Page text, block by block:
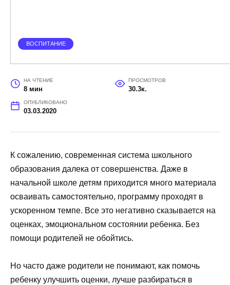
ВОСПИТАНИЕ
НА ЧТЕНИЕ
8 мин
ПРОСМОТРОВ
30.3к.
ОПУБЛИКОВАНО
03.03.2020
К сожалению, современная система школьного
образования далека от совершенства. Даже в
начальной школе детям приходится много материала
осваивать самостоятельно, программу проходят в
ускоренном темпе. Все это негативно сказывается на
оценках, эмоциональном состоянии ребенка. Без
помощи родителей не обойтись.
Но часто даже родители не понимают, как помочь
ребенку улучшить оценки, лучше разбираться в